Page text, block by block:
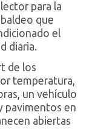
para la
que
el
diaria.
de los
temperatura,
un vehículo
pavimentos en
abiertas